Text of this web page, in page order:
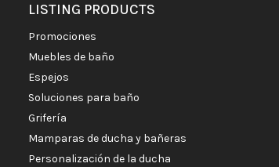
LISTING PRODUCTS
promociones
muebles de baño
espejos
soluciones para baño
grifería
mamparas de ducha y bañeras
personalización de la ducha